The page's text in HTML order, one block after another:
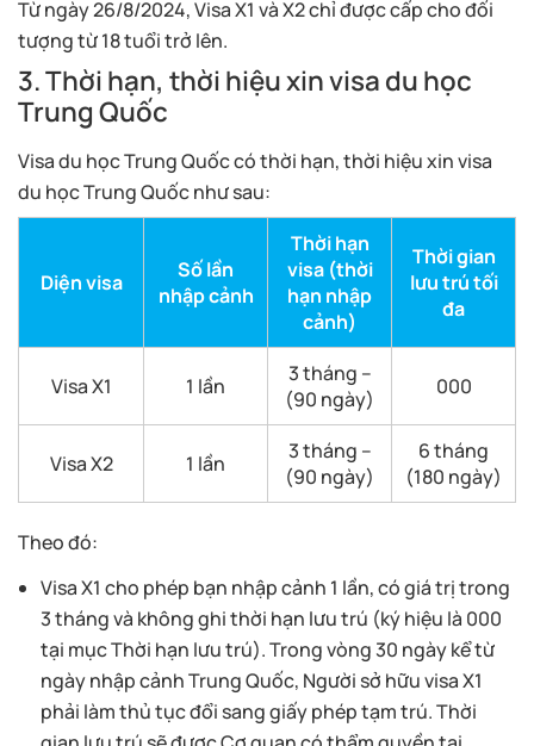
Từ ngày 26/8/2024, Visa X1 và X2 chỉ được cấp cho đối
tượng từ 18 tuổi trở lên.
3. Thời hạn, thời hiệu xin visa du học
Trung Quốc
Visa du học Trung Quốc có thời hạn, thời hiệu xin visa
du học Trung Quốc như sau:
Diện visa
Số lần
nhập cảnh
Thời hạn
visa (thời
hạn nhập
cảnh)
Thời gian
lưu trú tối
đa
Visa X1 1 lần
3 tháng –
(90 ngày)
000
Visa X2 1 lần
3 tháng –
(90 ngày)
6 tháng
(180 ngày)
Theo đó:
Visa X1 cho phép bạn nhập cảnh 1 lần, có giá trị trong
3 tháng và không ghi thời hạn lưu trú (ký hiệu là 000
tại mục Thời hạn lưu trú). Trong vòng 30 ngày kể từ
ngày nhập cảnh Trung Quốc, Người sở hữu visa X1
phải làm thủ tục đổi sang giấy phép tạm trú. Thời